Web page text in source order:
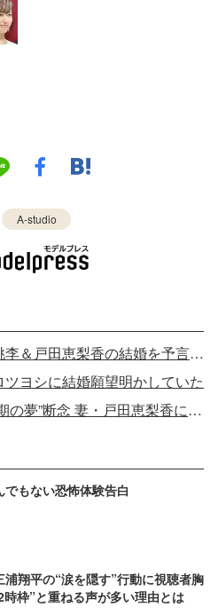
A-studio
【写真】中居正広、松坂桃李＆戸田恵梨香の結婚を予言していたと話題に
ツヨシに結婚願望明かしていた
【写真】松坂桃李、“幼少期の夢”断念 妻・戸田恵梨香に「めちゃめちゃ怒られますから」
もない恐怖体験告白
浦翔平の“涙を隠す”行動に視聴者胸
時枠”と重ねる声が多い理由とは